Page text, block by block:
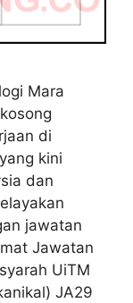
Mara
di
kini
dan
jawatan
Jawatan
UiTM
JA29